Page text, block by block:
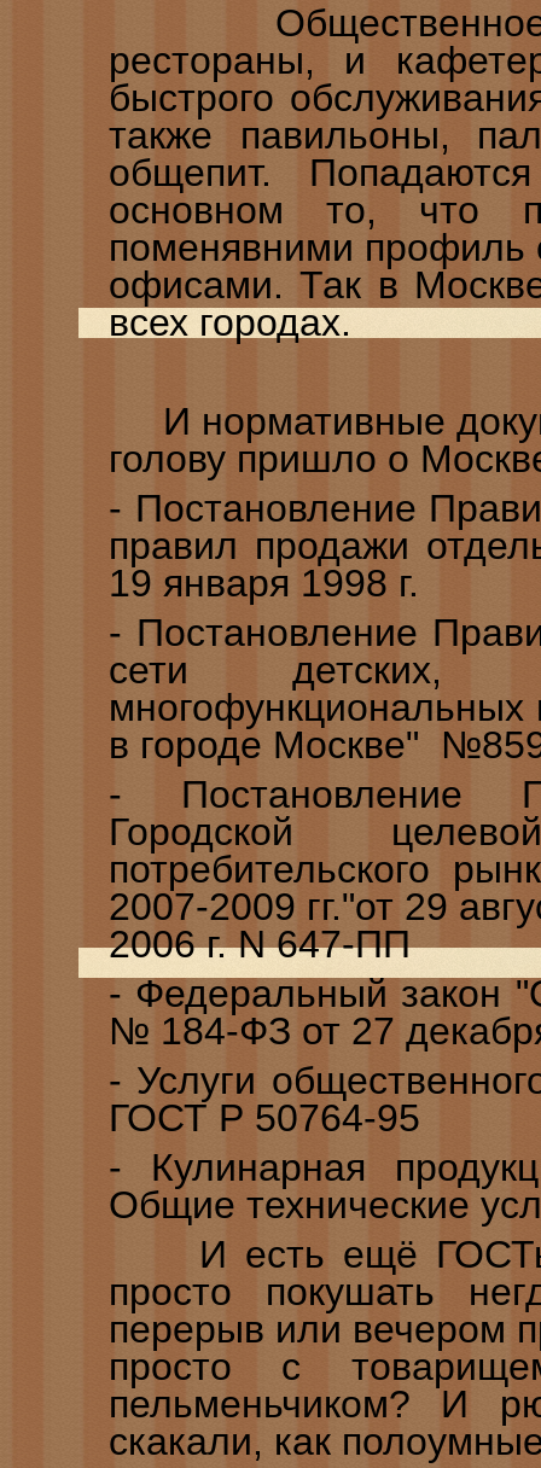
Общественное
рестораны, и
быстрого
также павильоны,
общепит.
основном то, что
поменявними профиль
офисами. Так в
всех городах.
И нормативные
голову пришло о
- Постановление
правил продажи
19 января 1998 г.
- Постановление
сети
многофункциональных
в городе Москве"
- Постановление
Городской
потребительского
2007-2009 гг."от 29
2006 г. N 647-ПП
- Федеральный закон
№ 184-ФЗ от 27
- Услуги
ГОСТ Р 50764-95
- Кулинарная
Общие технические
И есть ещё ГОСТы
просто покушать
перерыв или вечером
просто с
пельменьчиком? И
скакали, как